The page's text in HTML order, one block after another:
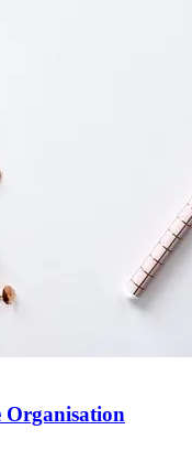
Organisation